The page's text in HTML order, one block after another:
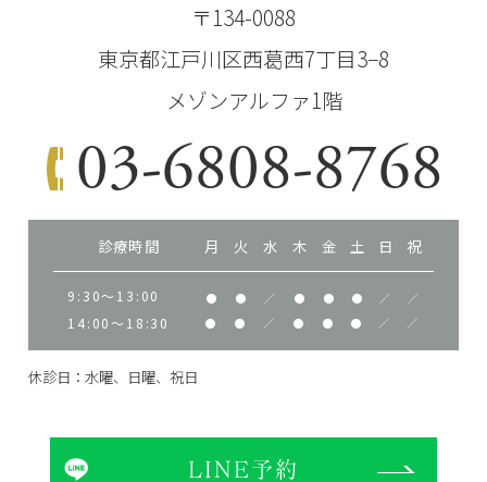
〒134-0088
東京都江戸川区西葛西7丁目3−8
メゾンアルファ1階
03-6808-8768
診療時間 月 火 水 木 金 土 日 祝
9:30～13:00 ● ● ／ ● ● ● ／ ／
14:00～18:30 ● ● ／ ● ● ● ／ ／
休診日：水曜、日曜、祝日
LINE予約